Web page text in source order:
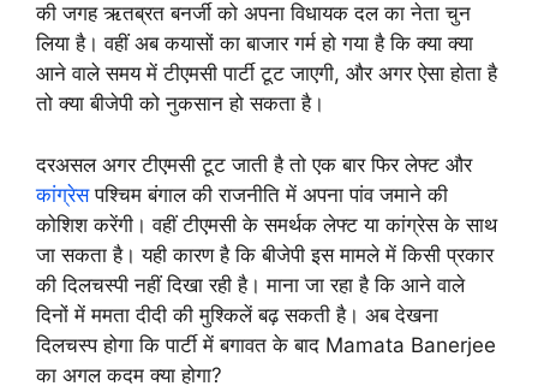
की जगह ऋतब्रत बनर्जी को अपना विधायक दल का नेता चुन
लिया है। वहीं अब कयासों का बाजार गर्म हो गया है कि क्या क्या
आने वाले समय में टीएमसी पार्टी टूट जाएगी, और अगर ऐसा होता है
तो क्या बीजेपी को नुकसान हो सकता है।
दरअसल अगर टीएमसी टूट जाती है तो एक बार फिर लेफ्ट और
कांग्रेसपश्चिम बंगाल की राजनीति में अपना पांव जमाने की
कोशिश करेंगी। वहीं टीएमसी के समर्थक लेफ्ट या कांग्रेस के साथ
जा सकता है। यही कारण है कि बीजेपी इस मामले में किसी प्रकार
की दिलचस्पी नहीं दिखा रही है। माना जा रहा है कि आने वाले
दिनों में ममता दीदी की मुश्किलें बढ़ सकती है। अब देखना
दिलचस्प होगा कि पार्टी में बगावत के बाद Mamata Banerjee
का अगल कदम क्या होगा?